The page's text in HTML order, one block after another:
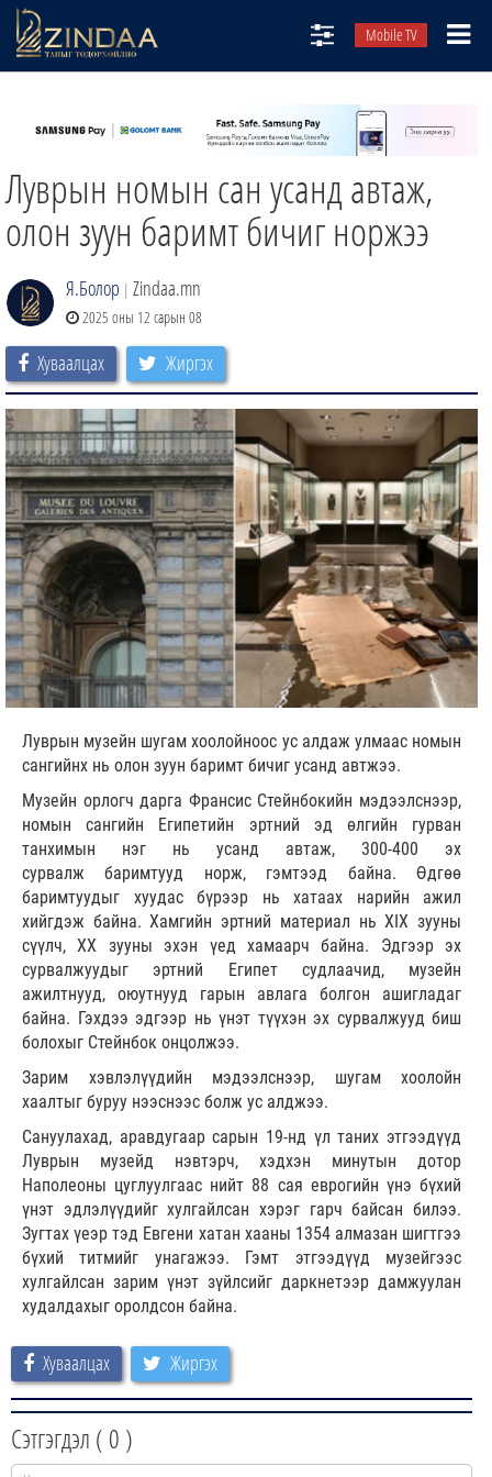
Mobile TV
ТВ8
ӨГЛӨӨНИЙ СОНИН
АУДИО ЗОХИОЛ
ЗИНДАА СЭТГҮҮЛ
Луврын номын сан усанд автаж,
олон зуун баримт бичиг норжээ
Я.Болор | Zindaa.mn
2025 оны 12 сарын 08
Хуваалцах Жиргэх
Луврын музейн шугам хоолойноос ус алдаж улмаас номын
сангийнх нь олон зуун баримт бичиг усанд автжээ.
Музейн орлогч дарга Франсис Стейнбокийн мэдээлснээр,
номын сангийн Египетийн эртний эд өлгийн гурван
танхимын нэг нь усанд автаж, 300-400 эх
сурвалж баримтууд норж, гэмтээд байна. Өдгөө
баримтуудыг хуудас бүрээр нь хатаах нарийн ажил
хийгдэж байна. Хамгийн эртний материал нь XIX зууны
сүүлч, ХХ зууны эхэн үед хамаарч байна. Эдгээр эх
сурвалжуудыг эртний Египет судлаачид, музейн
ажилтнууд, оюутнууд гарын авлага болгон ашигладаг
байна. Гэхдээ эдгээр нь үнэт түүхэн эх сурвалжууд биш
болохыг Стейнбок онцолжээ.
Зарим хэвлэлүүдийн мэдээлснээр, шугам хоолойн
хаалтыг буруу нээснээс болж ус алджээ.
Сануулахад, аравдугаар сарын 19-нд үл таних этгээдүүд
Луврын музейд нэвтэрч, хэдхэн минутын дотор
Наполеоны цуглуулгаас нийт 88 сая еврогийн үнэ бүхий
үнэт эдлэлүүдийг хулгайлсан хэрэг гарч байсан билээ.
Зугтах үеэр тэд Евгени хатан хааны 1354 алмазан шигтгээ
бүхий титмийг унагажээ. Гэмт этгээдүүд музейгээс
хулгайлсан зарим үнэт зүйлсийг даркнетээр дамжуулан
худалдахыг оролдсон байна.
Хуваалцах Жиргэх
Сэтгэгдэл ( 0 )